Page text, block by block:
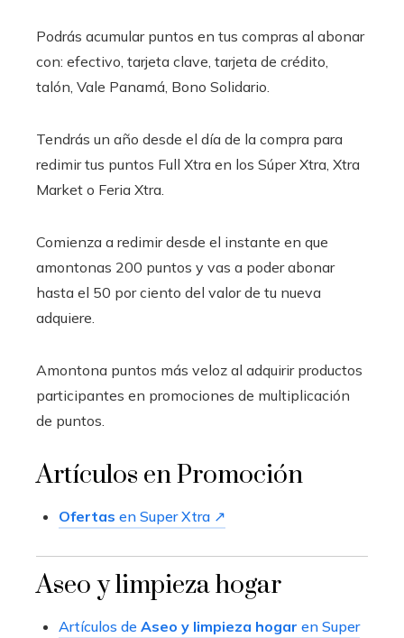
Podrás acumular puntos en tus compras al abonar
con: efectivo, tarjeta clave, tarjeta de crédito,
talón, Vale Panamá, Bono Solidario.
Tendrás un año desde el día de la compra para
redimir tus puntos Full Xtra en los Súper Xtra, Xtra
Market o Feria Xtra.
Comienza a redimir desde el instante en que
amontonas 200 puntos y vas a poder abonar
hasta el 50 por ciento del valor de tu nueva
adquiere.
Amontona puntos más veloz al adquirir productos
participantes en promociones de multiplicación
de puntos.
Artículos en Promoción
Ofertas en Super Xtra ↗
Aseo y limpieza hogar
Artículos de Aseo y limpieza hogar en Super